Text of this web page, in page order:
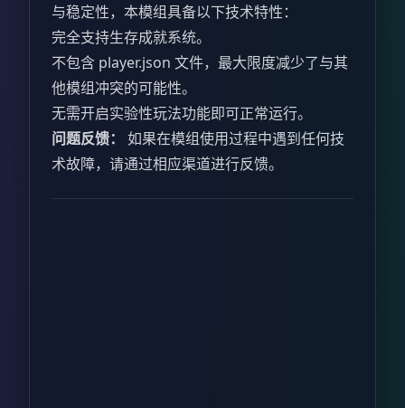
与稳定性，本模组具备以下技术特性：
完全支持生存成就系统。
不包含 player.json 文件，最大限度减少了与其
他模组冲突的可能性。
无需开启实验性玩法功能即可正常运行。
问题反馈：
如果在模组使用过程中遇到任何技
术故障，请通过相应渠道进行反馈。